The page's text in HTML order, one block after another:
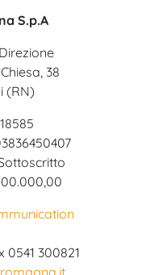
S.p.A
38
(RN)
0541 300821